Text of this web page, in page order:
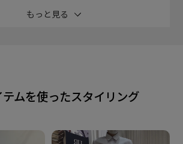
もっと見る
テムを使ったスタイリング